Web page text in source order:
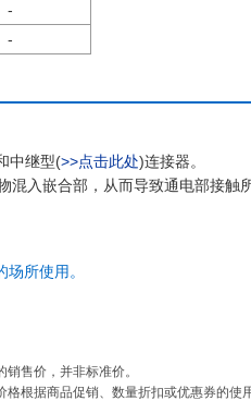
-
-
中继型(>>点击此处)连接器。
混入嵌合部，从而导致通电部接触
所使用。
售价，并非标准价。
根据商品促销、数量折扣或优惠券的